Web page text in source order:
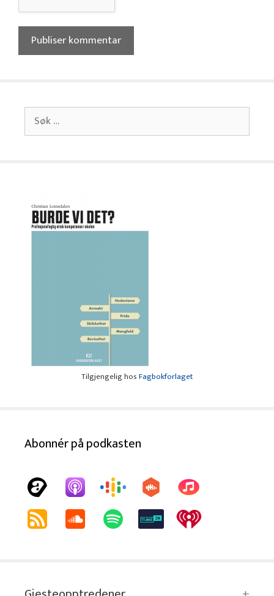
Søk
etter:
Tilgjengelig hosFagbokforlaget
Abonnér på podkasten